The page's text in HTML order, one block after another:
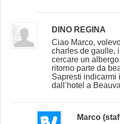
DINO REGINA
Ciao Marco,
charles de gaulle,
cercare un
ritorno parte da
Sapresti indicarmi
dall’hotel a
Marco